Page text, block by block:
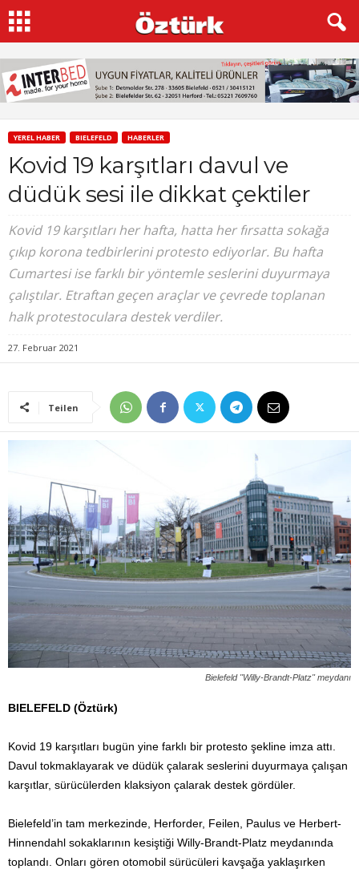
YEREL HABER BIELEFELD HABERLER
Kovid 19 karşıtları davul ve
düdük sesi ile dikkat çektiler
Kovid 19 karşıtları her hafta, hatta her fırsatta sokağa
çıkıp korona tedbirlerini protesto ediyorlar. Bu hafta
Cumartesi ise farklı bir yöntemle seslerini duyurmaya
çalıştılar. Etraftan geçen araçlar ve çevrede toplanan
halk protestoculara destek verdiler.
27. Februar 2021
Teilen
Bielefeld "Willy-Brandt-Platz" meydanı
BIELEFELD (Öztürk)
Kovid 19 karşıtları bugün yine farklı bir protesto şekline imza attı.
Davul tokmaklayarak ve düdük çalarak seslerini duyurmaya çalışan
karşıtlar, sürücülerden klaksiyon çalarak destek gördüler.
Bielefeld’in tam merkezinde, Herforder, Feilen, Paulus ve Herbert-
Hinnendahl sokaklarının kesiştiği Willy-Brandt-Platz meydanında
toplandı. Onları gören otomobil sürücüleri kavşağa yaklaşırken